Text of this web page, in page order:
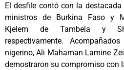
El desfile contó con la
ministros de Burkina Faso y
Kjelem de Tambela y
respectivamente.
nigerino, Ali Mahaman Lamine
demostraron su compromiso con